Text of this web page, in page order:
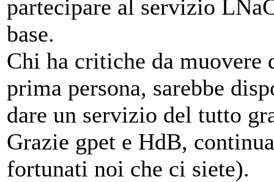
partecipare al servizio
base.
Chi ha critiche da muovere
prima persona, sarebbe
dare un servizio del tutto
Grazie gpet e HdB,
fortunati noi che ci siete).